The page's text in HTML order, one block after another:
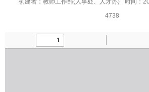
创建者：教师工作部(人事处、人才办) 时间：
4738